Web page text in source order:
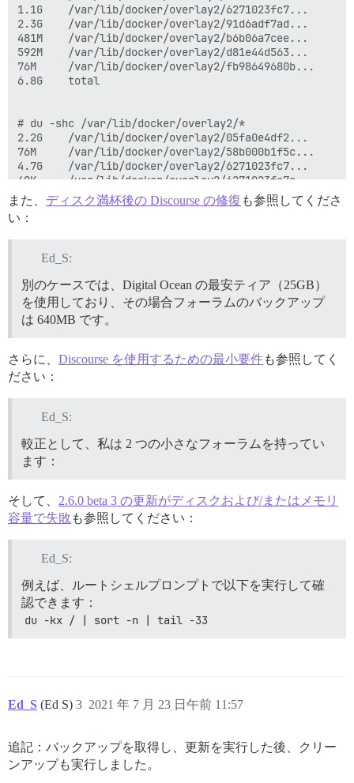
1.1G	/var/lib/docker/overlay2/6271023fc7...
2.3G	/var/lib/docker/overlay2/91d6adf7ad...
481M	/var/lib/docker/overlay2/b6b06a7cee...
592M	/var/lib/docker/overlay2/d81e44d563...
76M 	/var/lib/docker/overlay2/fb98649680b...
6.8G	total
# du -shc /var/lib/docker/overlay2/*
2.2G	/var/lib/docker/overlay2/05fa0e4df2...
76M 	/var/lib/docker/overlay2/58b000b1f5c...
4.7G	/var/lib/docker/overlay2/6271023fc7...
40K 	/var/lib/docker/overlay2/6271023fc7a...
2.3G	/var/lib/docker/overlay2/91d6adf7ad...
481M	/var/lib/docker/overlay2/b6b06a7cee...
592M	/var/lib/docker/overlay2/d81e44d563...
36K 	/var/lib/docker/overlay2/l
# docker system df
TYPE                TOTAL               ACTIVE
Containers          1                   1
Local Volumes       0                   0
また、 ディスク満杯後の Discourse の修復 も参照してくださ
い：
Ed_S:
別のケースでは、Digital Ocean の最安ティア（25GB）
を使用しており、その場合フォーラムのバックアップ
は 640MB です。
さらに、 Discourse を使用するための最小要件も参照してく
ださい：
Ed_S:
較正として、私は 2 つの小さなフォーラムを持ってい
ます：
そして、 2.6.0 beta 3 の更新がディスクおよび/またはメモリ
容量で失敗 も参照してください：
Ed_S:
例えば、ルートシェルプロンプトで以下を実行して確
認できます：
du -kx / | sort -n | tail -33
Ed_S (Ed S) 2021 年 7 月 23 日午前 11:57
3
追記：バックアップを取得し、更新を実行した後、クリー
ンアップも実行しました。